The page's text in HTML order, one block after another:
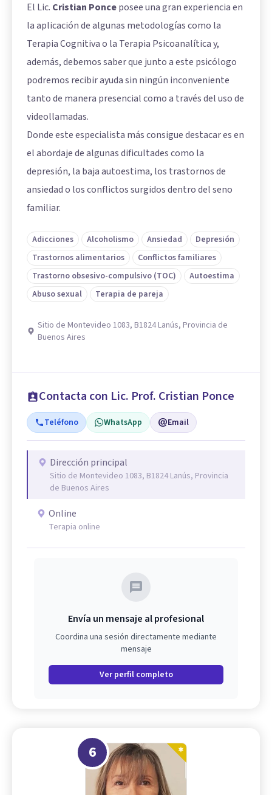
El Lic. Cristian Ponceposee una gran experiencia en
la aplicación de algunas metodologías como la
Terapia Cognitiva o la Terapia Psicoanalítica y,
además, debemos saber que junto a este psicólogo
podremos recibir ayuda sin ningún inconveniente
tanto de manera presencial como a través del uso de
videollamadas.
Donde este especialista más consigue destacar es en
el abordaje de algunas dificultades como la
depresión, la baja autoestima, los trastornos de
ansiedad o los conflictos surgidos dentro del seno
familiar.
Adicciones Alcoholismo Ansiedad
Depresión
Trastornos alimentarios
Conflictos familiares
Trastorno obsesivo-compulsivo (TOC)
Autoestima
Abuso sexual
Terapia de pareja
Sitio de Montevideo 1083, B1824 Lanús, Provincia de
Buenos Aires
Contacta con Lic. Prof. Cristian Ponce
Teléfono WhatsApp Email
Dirección principal
Sitio de Montevideo 1083, B1824 Lanús, Provincia
de Buenos Aires
Online
Terapia online
Envía un mensaje al profesional
Coordina una sesión directamente mediante
mensaje
Ver perfil completo
6